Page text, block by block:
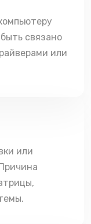
связано
или
или